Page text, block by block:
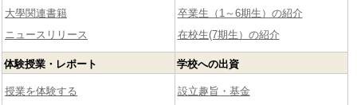
大學関連書籍
ニュースリリース
卒業生（1～6期生）の紹介
在校生(7期生）の紹介
体験授業・レポート
授業を体験する
学校への出資
設立趣旨・基金